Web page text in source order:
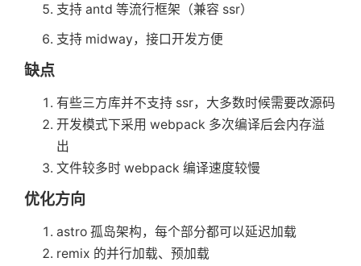
支持 antd 等流行框架（兼容 ssr）
支持 midway，接口开发方便
缺点
有些三方库并不支持 ssr，大多数时候需要改源码
开发模式下采用 webpack 多次编译后会内存溢
出
文件较多时 webpack 编译速度较慢
优化方向
astro 孤岛架构，每个部分都可以延迟加载
remix 的并行加载、预加载